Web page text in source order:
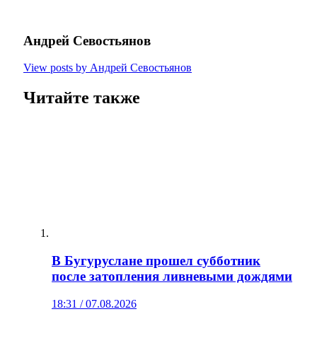
Андрей Севостьянов
View posts by Андрей Севостьянов
Читайте также
В Бугуруслане прошел субботник
после затопления ливневыми дождями
18:31 / 07.08.2026